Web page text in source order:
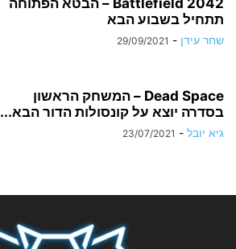
תתחיל בשבוע הבא
שחר עידן -
29/09/2021
Dead Space – המשחק הראשון
בסדרה יוצא על קונסולות הדור הבא...
גיא יובל -
23/07/2021